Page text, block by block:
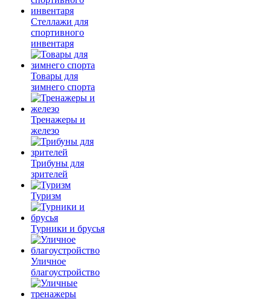
Стеллажи для
спортивного
инвентаря
Товары для
зимнего спорта
Тренажеры и
железо
Трибуны для
зрителей
Туризм
Турники и брусья
Уличное
благоустройство